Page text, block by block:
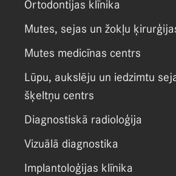
Ortodontijas klīnika
Mutes, sejas un žokļu
Mutes medicīnas centrs
Lūpu, aukslēju un iedzimtu
šķeltņu centrs
Diagnostiskā radioloģija
Vizuālā diagnostika
Implantoloģijas klīnika